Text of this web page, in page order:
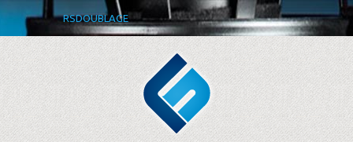
RSDOUBLAGE